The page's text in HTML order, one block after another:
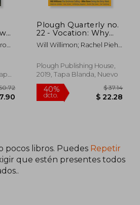
Plough Quarterly no.
22 - Vocation: Why
we Work (en Inglés)
Will Willimon; Rachel Pieh
Constant; Mike Rowe;
Stephanie Salda&Ntilde;A;
Scott Beauchamp; Nathan
Schneider; Phil Christman;
Michael Brendan
Plough Publishing House,
2019, Tapa Blanda, Nuevo
pocos libros. Puedes Repetir
que estén presentes todos